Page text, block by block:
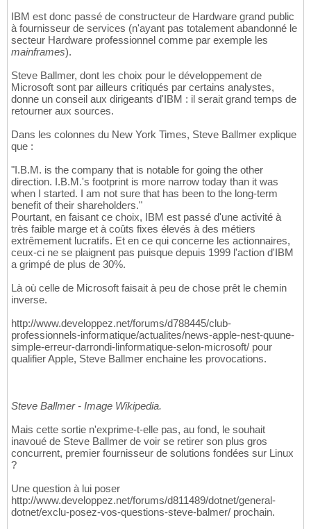
IBM est donc passé de constructeur de Hardware grand public
à fournisseur de services (n'ayant pas totalement abandonné le
secteur Hardware professionnel comme par exemple les
mainframes).
Steve Ballmer, dont les choix pour le développement de
Microsoft sont par ailleurs critiqués par certains analystes,
donne un conseil aux dirigeants d'IBM : il serait grand temps de
retourner aux sources.
Dans les colonnes du New York Times, Steve Ballmer explique
que :
"I.B.M. is the company that is notable for going the other
direction. I.B.M.'s footprint is more narrow today than it was
when I started. I am not sure that has been to the long-term
benefit of their shareholders."
Pourtant, en faisant ce choix, IBM est passé d'une activité à
très faible marge et à coûts fixes élevés à des métiers
extrêmement lucratifs. Et en ce qui concerne les actionnaires,
ceux-ci ne se plaignent pas puisque depuis 1999 l'action d'IBM
a grimpé de plus de 30%.
Là où celle de Microsoft faisait à peu de chose prêt le chemin
inverse.
http://www.developpez.net/forums/d788445/club-
professionnels-informatique/actualites/news-apple-nest-quune-
simple-erreur-darrondi-linformatique-selon-microsoft/ pour
qualifier Apple, Steve Ballmer enchaine les provocations.
Steve Ballmer - Image Wikipedia.
Mais cette sortie n'exprime-t-elle pas, au fond, le souhait
inavoué de Steve Ballmer de voir se retirer son plus gros
concurrent, premier fournisseur de solutions fondées sur Linux
?
Une question à lui poser
http://www.developpez.net/forums/d811489/dotnet/general-
dotnet/exclu-posez-vos-questions-steve-balmer/ prochain.